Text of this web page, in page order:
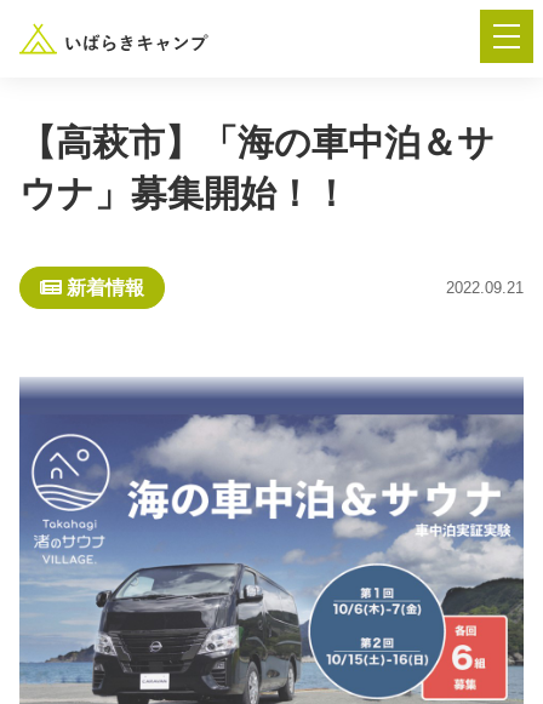
― AUTUMN FESTA 2026 ―
新着情報
イベント情報 春夏キャンプ
山間キャンプ
海辺キャンプ
湖畔キャンプ
【高萩市】「海の車中泊＆サ
ウナ」募集開始！！
新着情報 2022.09.21